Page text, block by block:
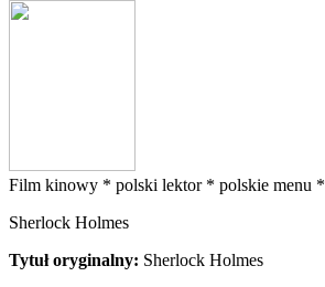
Film kinowy * polski lektor * polskie menu *
Sherlock Holmes
Tytuł oryginalny: Sherlock Holmes